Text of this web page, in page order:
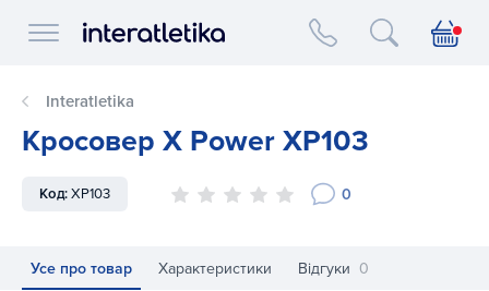
Interatletika logo
Interatletika
Кросовер X Power XP103
Код:XP103 0
Усе про товар Характеристики Відгуки 0